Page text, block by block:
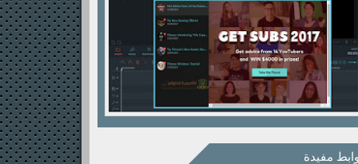
مفيدة